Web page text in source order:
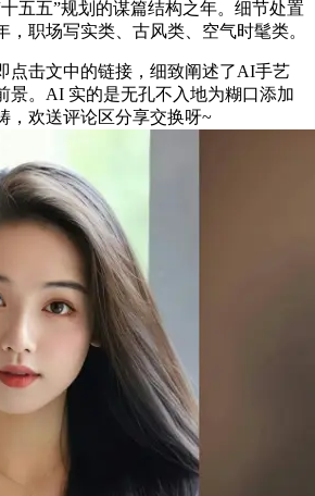
五五”规划的谋篇结构之年。细节处置
，职场写实类、古风类、空气时髦类。
击文中的链接，细致阐述了AI手艺
景。AI 实的是无孔不入地为糊口添加
，欢送评论区分享交换呀~